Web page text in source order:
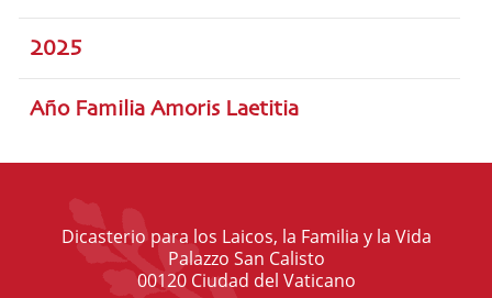
2025
Año Familia Amoris Laetitia
Dicasterio para los Laicos, la Familia y la Vida
Palazzo San Calisto
00120 Ciudad del Vaticano